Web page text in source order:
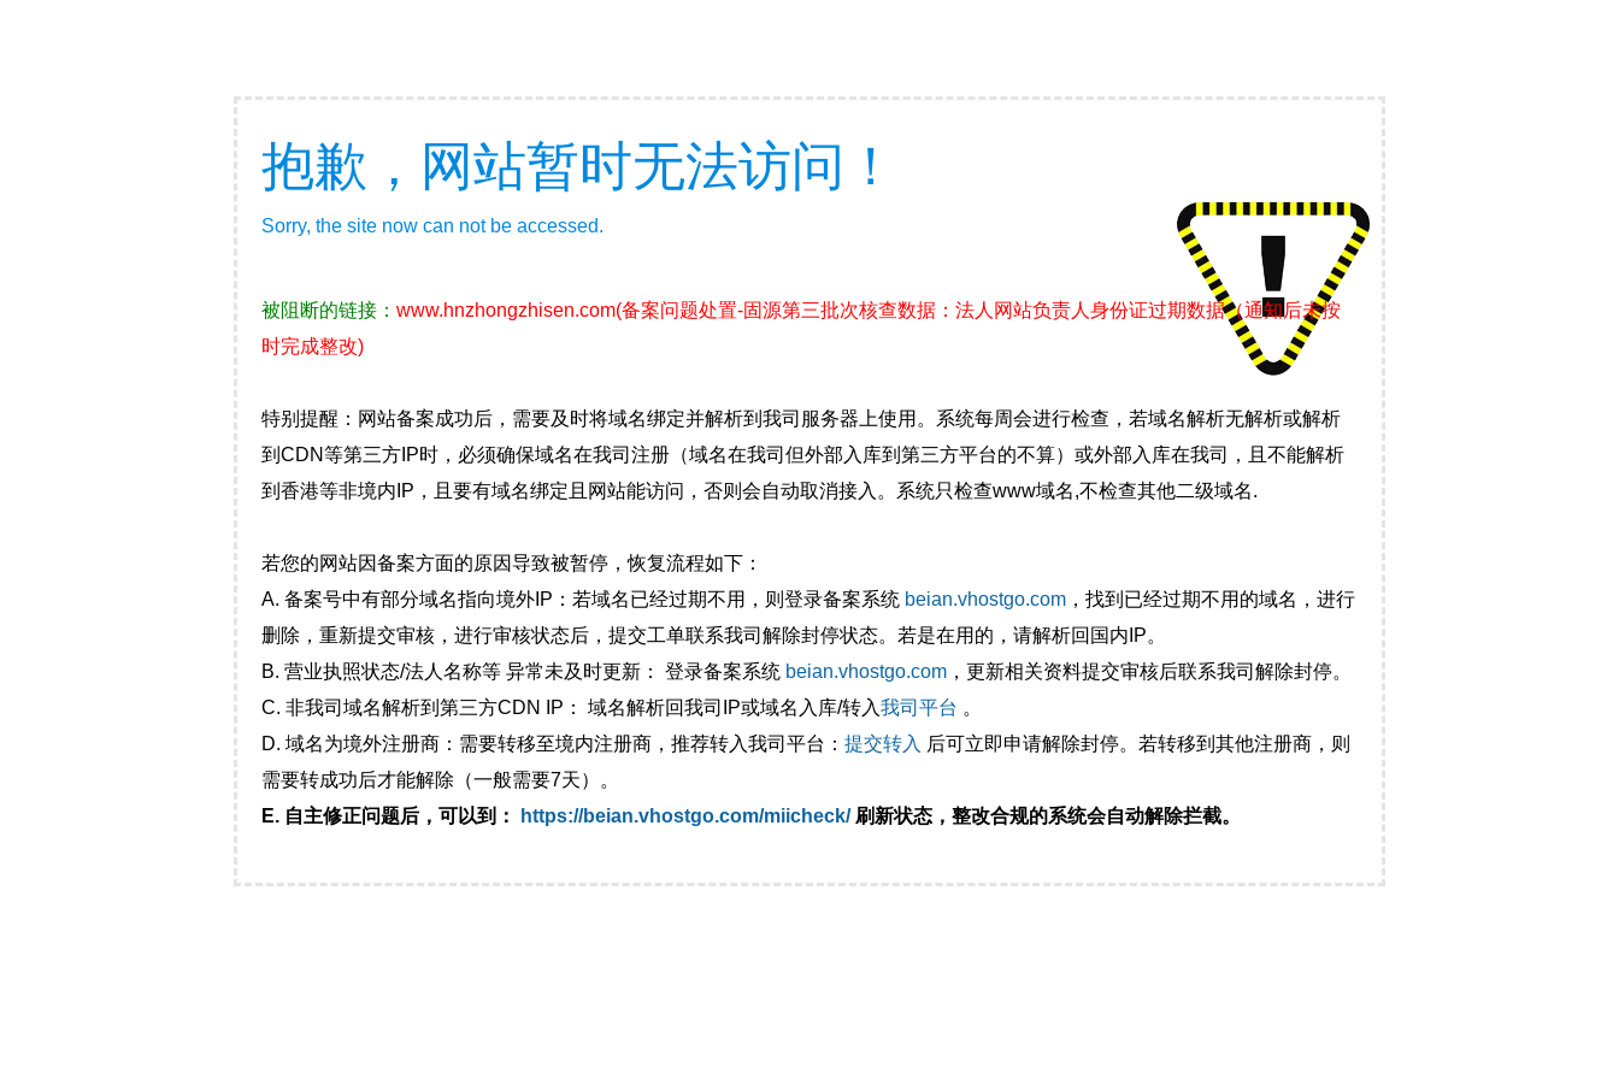
抱歉，网站暂时无法访问！
Sorry, the site now can not be accessed.
被阻断的链接： www.hnzhongzhisen.com(备案问题处置-固源第三批次核查数据：法人网站负责人身份证过期数据（通知后未按
时完成整改)
特别提醒：网站备案成功后，需要及时将域名绑定并解析到我司服务器上使用。系统每周会进行检查，若域名解析无解析或解析
到CDN等第三方IP时，必须确保域名在我司注册（域名在我司但外部入库到第三方平台的不算）或外部入库在我司，且不能解析
到香港等非境内IP，且要有域名绑定且网站能访问，否则会自动取消接入。系统只检查www域名,不检查其他二级域名.
若您的网站因备案方面的原因导致被暂停，恢复流程如下：
A. 备案号中有部分域名指向境外IP：若域名已经过期不用，则登录备案系统 beian.vhostgo.com ，找到已经过期不用的域名，进行
删除，重新提交审核，进行审核状态后，提交工单联系我司解除封停状态。若是在用的，请解析回国内IP。
B. 营业执照状态/法人名称等 异常未及时更新： 登录备案系统 beian.vhostgo.com ，更新相关资料提交审核后联系我司解除封停。
C. 非我司域名解析到第三方CDN IP： 域名解析回我司IP或域名入库/转入我司平台 。
D. 域名为境外注册商：需要转移至境内注册商，推荐转入我司平台： 提交转入 后可立即申请解除封停。若转移到其他注册商，则
需要转成功后才能解除（一般需要7天）。
E. 自主修正问题后，可以到：
https://beian.vhostgo.com/miicheck/刷新状态，整改合规的系统会自动解除拦截。